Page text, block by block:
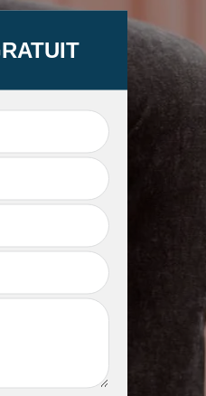
Urgence et
depannage fuite
toiture-06